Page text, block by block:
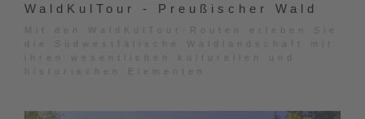
WaldKulTour - Preußischer Wald
Mit den WaldKulTour-Routen erleben Sie
die Südwestfälische Waldlandschaft mit
ihren wesentlichen kulturellen und
historischen Elementen.